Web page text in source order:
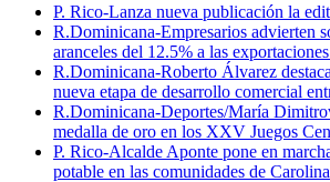
P. Rico-Lanza nueva publicación la
R.Dominicana-Empresarios advierten
aranceles del 12.5% a las
R.Dominicana-Roberto Álvarez
nueva etapa de desarrollo comercial
R.Dominicana-Deportes/María
medalla de oro en los XXV Juegos
P. Rico-Alcalde Aponte pone en
potable en las comunidades de Carolina